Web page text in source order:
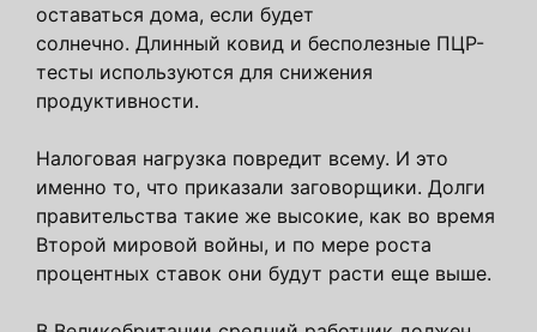
оставаться дома, если будет
солнечно. Длинный ковид и бесполезные ПЦР-
тесты используются для снижения
продуктивности.
Налоговая нагрузка повредит всему. И это
именно то, что приказали заговорщики. Долги
правительства такие же высокие, как во время
Второй мировой войны, и по мере роста
процентных ставок они будут расти еще выше.